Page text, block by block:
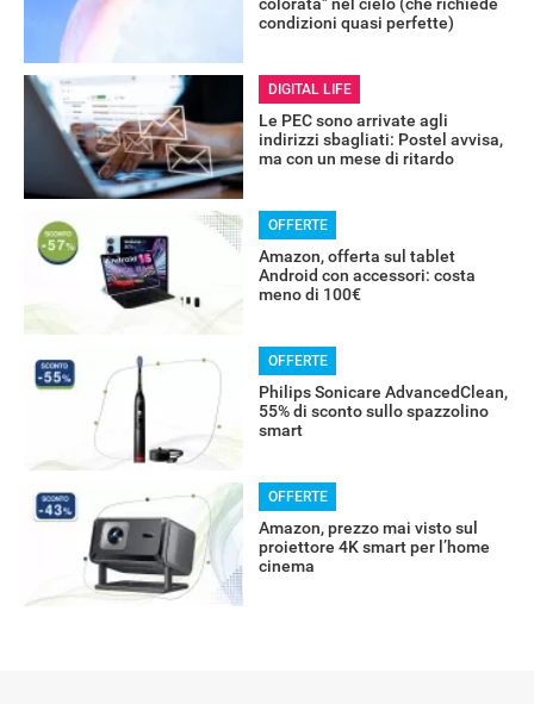
ALTRO
condizioni quasi perfette)
DIGITAL LIFE
Le PEC sono arrivate agli
indirizzi sbagliati: Postel avvisa,
ma con un mese di ritardo
OFFERTE
Amazon, offerta sul tablet
Android con accessori: costa
meno di 100€
OFFERTE
Philips Sonicare AdvancedClean,
55% di sconto sullo spazzolino
smart
OFFERTE
Amazon, prezzo mai visto sul
proiettore 4K smart per l’home
cinema